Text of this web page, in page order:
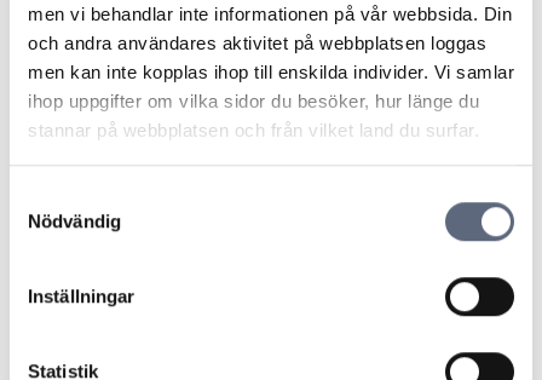
men vi behandlar inte informationen på vår webbsida. Din
och andra användares aktivitet på webbplatsen loggas
men kan inte kopplas ihop till enskilda individer. Vi samlar
ihop uppgifter om vilka sidor du besöker, hur länge du
stannar på webbplatsen och från vilket land du surfar.
Nödvändig
Inställningar
Statistik
internetuppkoppling inom Sverige och att det var klart
att modemet inte använts utanför Sverige under den
aktuella perioden.
ARN uttalade vidare att det för att konsumenten skulle
anses betalningsskyldig för uppkoppling via Finland, då
han vistas nära gränsen, krävs att operatören kan
uppkoppling via utlandet eller att han vid det aktuella
ARN ansåg inte att bolaget kunde visa att konsumenten
fått information om risken för uppkoppling via utlandet
en ruta på datorskärmen. ARN ansåg inte heller att det